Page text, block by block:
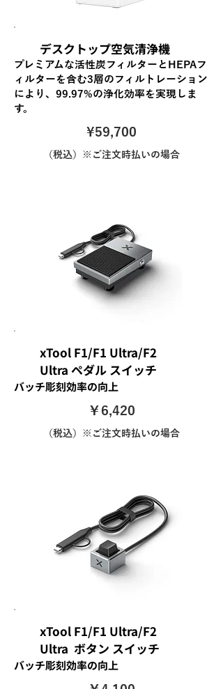
デスクトップ空気清浄機
プレミアムな活性炭フィルターとHEPAフ
ィルターを含む3層のフィルトレーション
により、99.97%の浄化効率を実現しま
す。
\59,700
（税込）※ご注文時払いの場合
xTool F1/F1 Ultra/F2
Ultra ペダル スイッチ
バッチ彫刻効率の向上
￥6,420
（税込）※ご注文時払いの場合
xTool F1/F1 Ultra/F2
Ultra ボタン スイッチ
バッチ彫刻効率の向上